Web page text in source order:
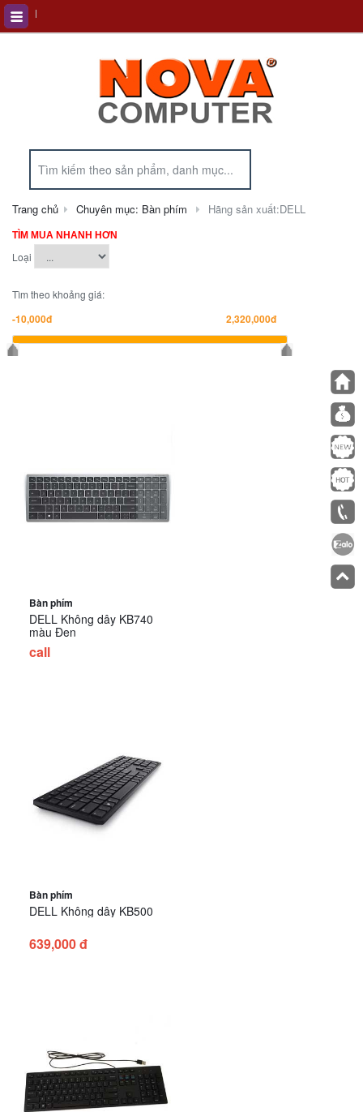
Trang chủ Chuyên mục: Bàn phím Hãng sản xuất:DELL
TÌM MUA NHANH HƠN
Loại
Tìm theo khoảng giá:
Bàn phím
DELL Không dây KB740
màu Đen
call
Bàn phím
DELL Không dây KB500
639,000 đ